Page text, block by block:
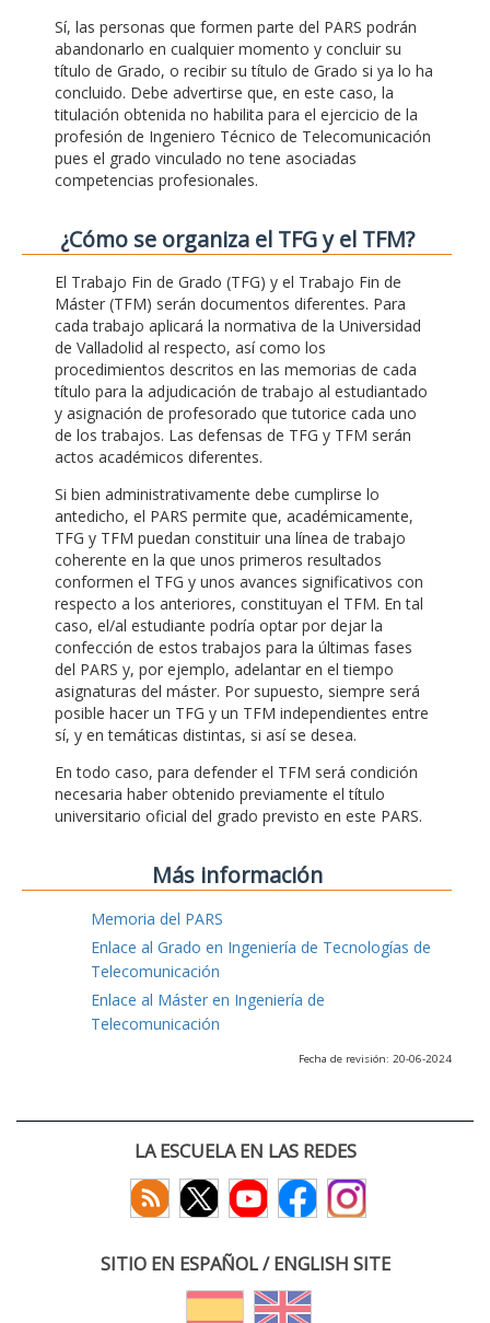
Sí, las personas que formen parte del PARS podrán
abandonarlo en cualquier momento y concluir su
título de Grado, o recibir su título de Grado si ya lo ha
concluido. Debe advertirse que, en este caso, la
titulación obtenida no habilita para el ejercicio de la
profesión de Ingeniero Técnico de Telecomunicación
pues el grado vinculado no tene asociadas
competencias profesionales.
¿Cómo se organiza el TFG y el TFM?
El Trabajo Fin de Grado (TFG) y el Trabajo Fin de
Máster (TFM) serán documentos diferentes. Para
cada trabajo aplicará la normativa de la Universidad
de Valladolid al respecto, así como los
procedimientos descritos en las memorias de cada
título para la adjudicación de trabajo al estudiantado
y asignación de profesorado que tutorice cada uno
de los trabajos. Las defensas de TFG y TFM serán
actos académicos diferentes.
Si bien administrativamente debe cumplirse lo
antedicho, el PARS permite que, académicamente,
TFG y TFM puedan constituir una línea de trabajo
coherente en la que unos primeros resultados
conformen el TFG y unos avances significativos con
respecto a los anteriores, constituyan el TFM. En tal
caso, el/al estudiante podría optar por dejar la
confección de estos trabajos para la últimas fases
del PARS y, por ejemplo, adelantar en el tiempo
asignaturas del máster. Por supuesto, siempre será
posible hacer un TFG y un TFM independientes entre
sí, y en temáticas distintas, si así se desea.
En todo caso, para defender el TFM será condición
necesaria haber obtenido previamente el título
universitario oficial del grado previsto en este PARS.
Más información
Memoria del PARS
Enlace al Grado en Ingeniería de Tecnologías de
Telecomunicación
Enlace al Máster en Ingeniería de
Telecomunicación
Fecha de revisión: 20-06-2024
LA ESCUELA EN LAS REDES
SITIO EN ESPAÑOL / ENGLISH SITE